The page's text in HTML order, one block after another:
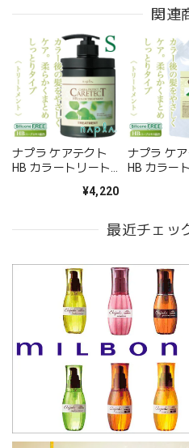
関連
ナプラ ケアテクト
HB カラートリート
¥4,220
ナプラ ケ
HB カラー
最近チェッ